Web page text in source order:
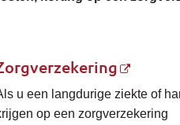
u een langdurige ziekte of
op een zorgverzekering